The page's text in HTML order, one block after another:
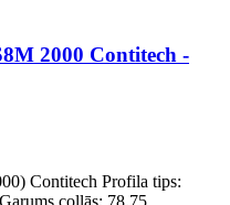
2000 Contitech -
Contitech Profila tips:
collās: 78.75